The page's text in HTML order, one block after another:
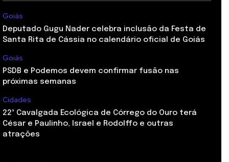
Goiás
Deputado Gugu Nader celebra inclusão da Festa de
Santa Rita de Cássia no calendário oficial de Goiás
Goiás
PSDB e Podemos devem confirmar fusão nas
próximas semanas
Cidades
22ª Cavalgada Ecológica de Córrego do Ouro terá
César e Paulinho, Israel e Rodolffo e outras
atrações